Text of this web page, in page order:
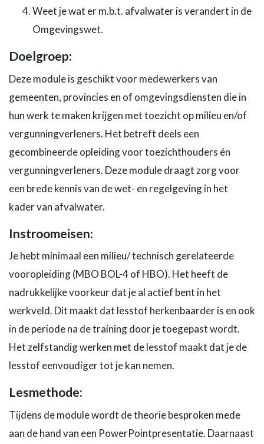
Weet je wat er m.b.t. afvalwater is verandert in de
Omgevingswet.
Doelgroep:
Deze module is geschikt voor medewerkers van
gemeenten, provincies en of omgevingsdiensten die in
hun werk te maken krijgen met toezicht op milieu en/of
vergunningverleners. Het betreft deels een
gecombineerde opleiding voor toezichthouders én
vergunningverleners. Deze module draagt zorg voor
een brede kennis van de wet- en regelgeving in het
kader van afvalwater.
Instroomeisen:
Je hebt minimaal een milieu/ technisch gerelateerde
vooropleiding (MBO BOL-4 of HBO). Het heeft de
nadrukkelijke voorkeur dat je al actief bent in het
werkveld. Dit maakt dat lesstof herkenbaarder is en ook
in de periode na de training door je toegepast wordt.
Het zelfstandig werken met de lesstof maakt dat je de
lesstof eenvoudiger tot je kan nemen.
Lesmethode:
Tijdens de module wordt de theorie besproken mede
aan de hand van een PowerPointpresentatie. Daarnaast